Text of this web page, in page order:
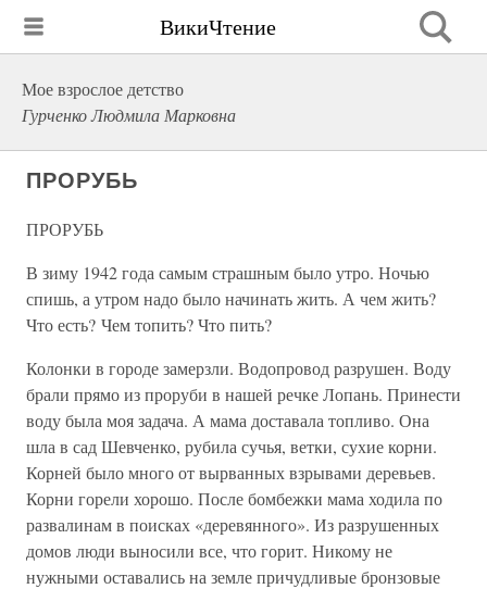
ВикиЧтение
Мое взрослое детство
Гурченко Людмила Марковна
ПРОРУБЬ
ПРОРУБЬ
В зиму 1942 года самым страшным было утро. Ночью
спишь, а утром надо было начинать жить. А чем жить?
Что есть? Чем топить? Что пить?
Колонки в городе замерзли. Водопровод разрушен. Воду
брали прямо из проруби в нашей речке Лопань. Принести
воду была моя задача. А мама доставала топливо. Она
шла в сад Шевченко, рубила сучья, ветки, сухие корни.
Корней было много от вырванных взрывами деревьев.
Корни горели хорошо. После бомбежки мама ходила по
развалинам в поисках «деревянного». Из разрушенных
домов люди выносили все, что горит. Никому не
нужными оставались на земле причудливые бронзовые